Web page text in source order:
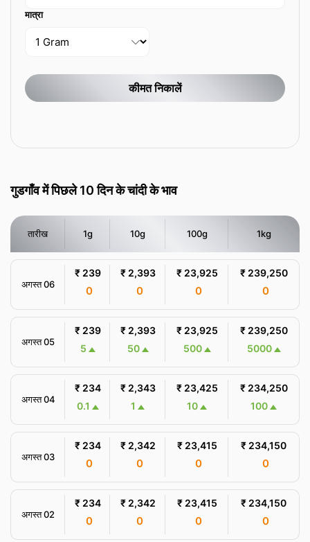
मात्रा
कीमत निकालें
गुडगाँव में पिछले 10 दिन के चांदी के भाव
तारीख 1g 10g 100g 1kg
अगस्त 06
₹ 239
0
₹ 2,393
0
₹ 23,925
0
₹ 239,250
0
अगस्त 05
₹ 239
5
₹ 2,393
50
₹ 23,925
500
₹ 239,250
5000
अगस्त 04
₹ 234
0.1
₹ 2,343
1
₹ 23,425
10
₹ 234,250
100
अगस्त 03
₹ 234
0
₹ 2,342
0
₹ 23,415
0
₹ 234,150
0
अगस्त 02
₹ 234
0
₹ 2,342
0
₹ 23,415
0
₹ 234,150
0